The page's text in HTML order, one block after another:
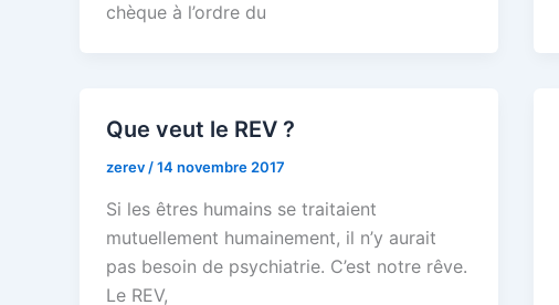
chèque à l’ordre du
Que veut le REV ?
zerev /14 novembre 2017
Si les êtres humains se traitaient
mutuellement humainement, il n’y aurait
pas besoin de psychiatrie. C’est notre rêve.
Le REV,